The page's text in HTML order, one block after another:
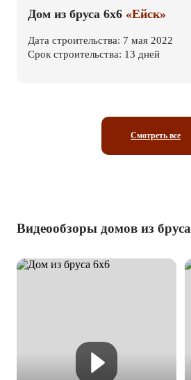
Дом из бруса 6х6 «Ейск»
Дата строительства: 7 мая 2022
Срок строительства: 13 дней
Смотреть все
Видеообзоры домов из бруса